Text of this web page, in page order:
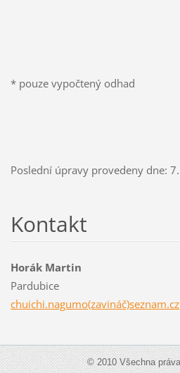
* pouze vypočtený odhad
Poslední úpravy provedeny dne:
Kontakt
Horák Martin
Pardubice
chuichi.nagumo(zavináč)seznam.cz
© 2010 Všechna